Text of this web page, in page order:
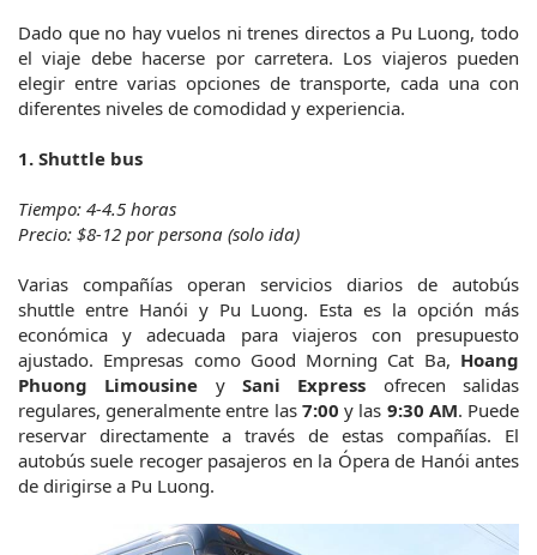
Dado que no hay vuelos ni trenes directos a Pu Luong, todo
el viaje debe hacerse por carretera. Los viajeros pueden
elegir entre varias opciones de transporte, cada una con
diferentes niveles de comodidad y experiencia.
1. Shuttle bus
Tiempo: 4-4.5 horas
Precio: $8-12 por persona (solo ida)
Varias compañías operan servicios diarios de autobús
shuttle entre Hanói y Pu Luong. Esta es la opción más
económica y adecuada para viajeros con presupuesto
ajustado. Empresas como Good Morning Cat Ba, Hoang
Phuong Limousine y Sani Express ofrecen salidas
regulares, generalmente entre las 7:00 y las 9:30 AM. Puede
reservar directamente a través de estas compañías. El
autobús suele recoger pasajeros en la Ópera de Hanói antes
de dirigirse a Pu Luong.